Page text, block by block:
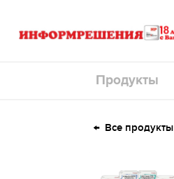
Продукты
Все продукты